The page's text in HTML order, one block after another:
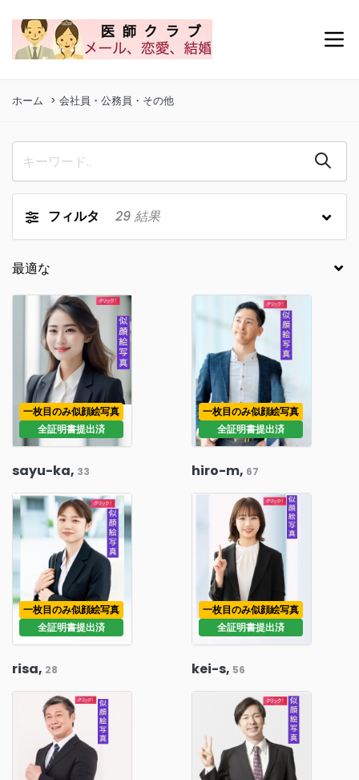
ホーム 会社員・公務員・その他
フィルタ 29 結果
一枚目のみ似顔絵写真
全証明書提出済
sayu-ka, 33
一枚目のみ似顔絵写真
全証明書提出済
hiro-m, 67
一枚目のみ似顔絵写真
全証明書提出済
risa, 28
一枚目のみ似顔絵写真
全証明書提出済
kei-s, 56